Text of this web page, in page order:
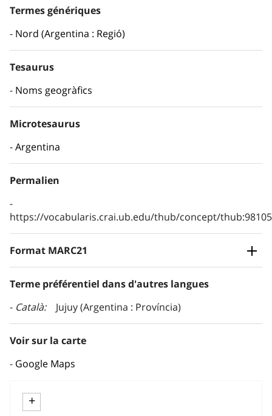
Termes génériques
Nord (Argentina : Regió)
Tesaurus
Noms geogràfics
Microtesaurus
Argentina
Permalien
https://vocabularis.crai.ub.edu/thub/concept/
Format MARC21
Terme préférentiel dans d'autres langues
Català
Jujuy (Argentina : Província)
Voir sur la carte
Google Maps
+